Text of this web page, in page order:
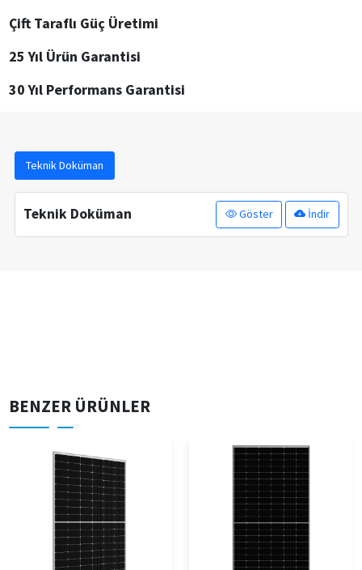
Çift Taraflı Güç Üretimi
25 Yıl Ürün Garantisi
30 Yıl Performans Garantisi
Teknik Doküman
Teknik Doküman Göster İndir
BENZER ÜRÜNLER